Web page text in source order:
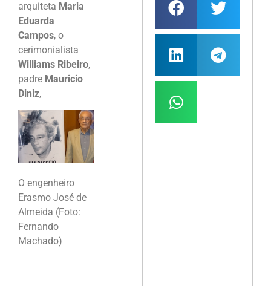
arquiteta Maria
Eduarda
Campos, o
cerimonialista
Williams Ribeiro,
padre Mauricio
Diniz,
O engenheiro
Erasmo José de
Almeida (Foto:
Fernando
Machado)